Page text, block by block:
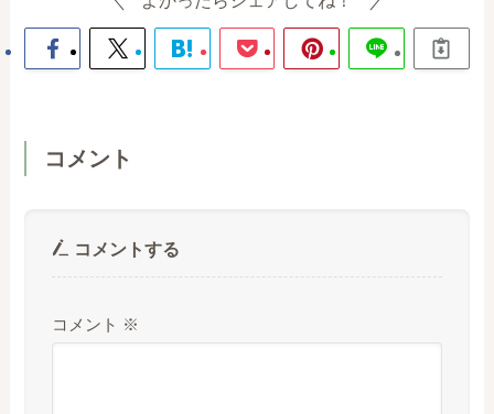
コメント
コメントする
コメント ※